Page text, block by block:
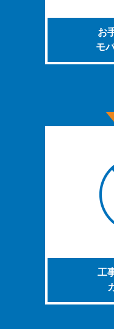
お
モ
工